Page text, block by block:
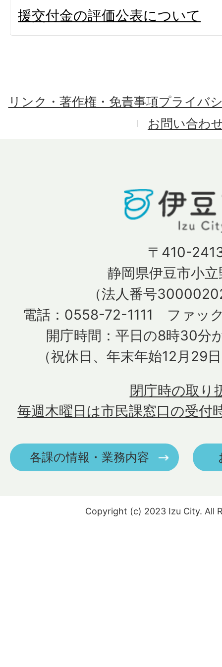
援交付金の評価公表について
リンク・著作権・免責事項プライバ
お問い合わ
〒410-
静岡県伊豆市小
（法人番号
電話：0558-72-1111 ファッ
開庁時間：平日の8時30分
（祝休日、年末年始12月29
毎週木曜日は市民課窓口の受付
閉庁時の取り
各課の情報・業務内容
Copyright (c) 2023 Izu City. All